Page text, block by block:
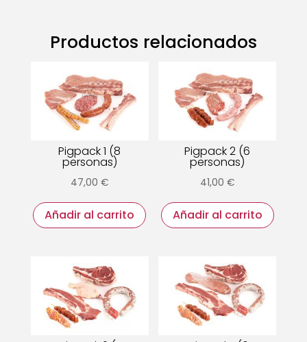
Productos relacionados
Pigpack 1 (8
personas)
47,00 €
Añadir al carrito
Pigpack 2 (6
personas)
41,00 €
Añadir al carrito